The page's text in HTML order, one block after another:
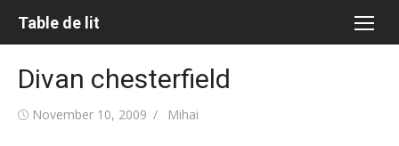
Table de lit
Divan chesterfield
Posted
November 10, 2009 Author
Mihai